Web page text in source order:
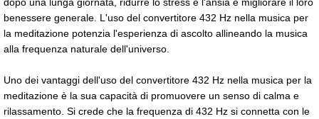
benessere generale. L'uso del convertitore 432 Hz nella musica per
la meditazione potenzia l'esperienza di ascolto allineando la musica
alla frequenza naturale dell'universo.
Uno dei vantaggi dell'uso del convertitore 432 Hz nella musica per la
meditazione è la sua capacità di promuovere un senso di calma e
rilassamento. Si crede che la frequenza di 432 Hz si connetta con le